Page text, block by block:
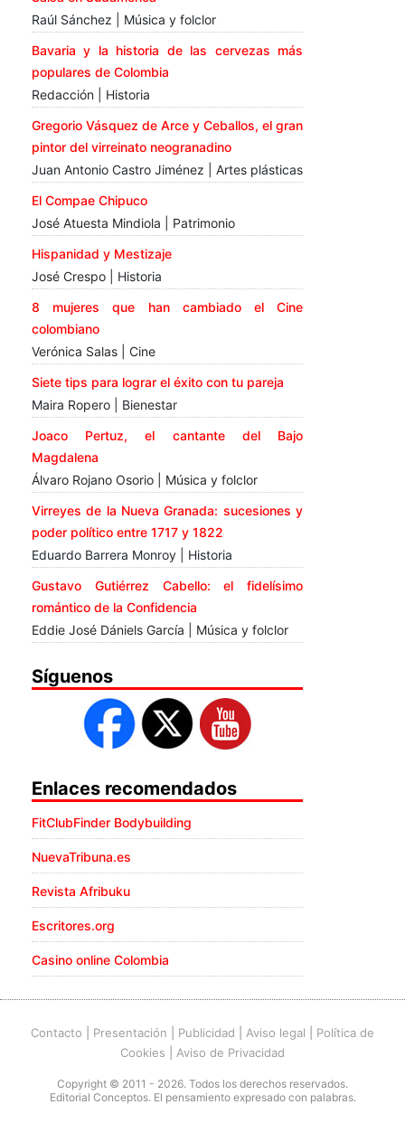
Raúl Sánchez | Música y folclor
Bavaria y la historia de las cervezas más
populares de Colombia
Redacción | Historia
Gregorio Vásquez de Arce y Ceballos, el gran
pintor del virreinato neogranadino
Juan Antonio Castro Jiménez | Artes plásticas
El Compae Chipuco
José Atuesta Mindiola | Patrimonio
Hispanidad y Mestizaje
José Crespo | Historia
8 mujeres que han cambiado el Cine
colombiano
Verónica Salas | Cine
Siete tips para lograr el éxito con tu pareja
Maira Ropero | Bienestar
Joaco Pertuz, el cantante del Bajo
Magdalena
Álvaro Rojano Osorio | Música y folclor
Virreyes de la Nueva Granada: sucesiones y
poder político entre 1717 y 1822
Eduardo Barrera Monroy | Historia
Gustavo Gutiérrez Cabello: el fidelísimo
romántico de la Confidencia
Eddie José Dániels García | Música y folclor
Síguenos
Enlaces recomendados
FitClubFinder Bodybuilding
NuevaTribuna.es
Revista Afribuku
Escritores.org
Casino online Colombia
Contacto Presentación Publicidad Aviso legal
Política de
Cookies
Aviso de Privacidad
Copyright © 2011 - 2026. Todos los derechos reservados.
Editorial Conceptos. El pensamiento expresado con palabras.